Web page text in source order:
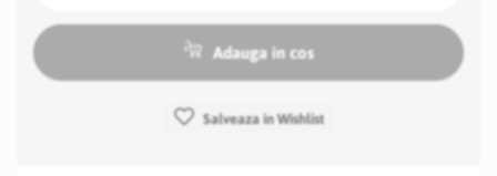
Adauga in cos
Salveaza in Wishlist